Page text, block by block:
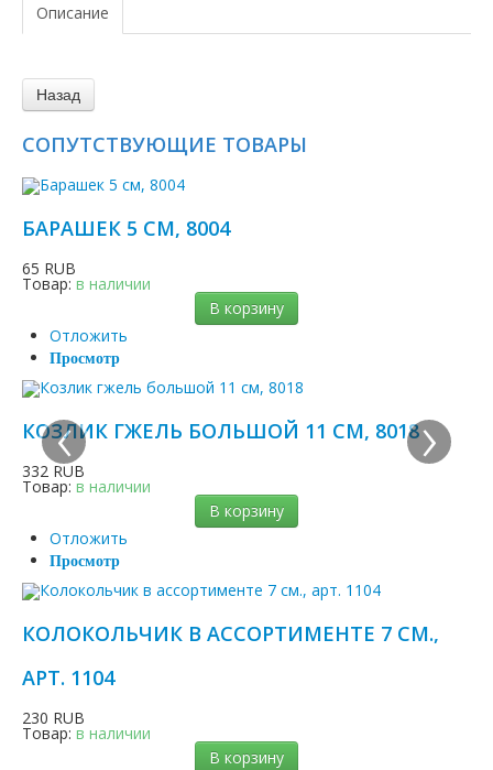
Описание
СОПУТСТВУЮЩИЕ ТОВАРЫ
БАРАШЕК 5 СМ, 8004
65 RUB
Товар: в наличии
В корзину
Отложить
Просмотр
КОЗЛИК ГЖЕЛЬ БОЛЬШОЙ 11 СМ, 8018
332 RUB
Товар: в наличии
В корзину
Отложить
Просмотр
КОЛОКОЛЬЧИК В АССОРТИМЕНТЕ 7 СМ.,
АРТ. 1104
230 RUB
Товар: в наличии
В корзину
‹ ›